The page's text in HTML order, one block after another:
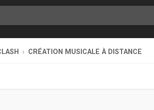
CRÉATION MUSICALE À DISTANCE